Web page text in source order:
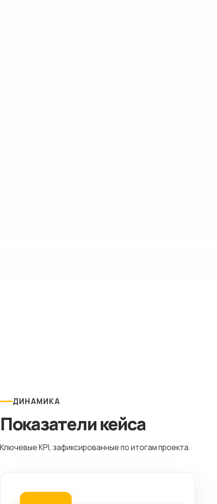
ДИНАМИКА
Показатели кейса
Ключевые KPI, зафиксированные по итогам проекта.